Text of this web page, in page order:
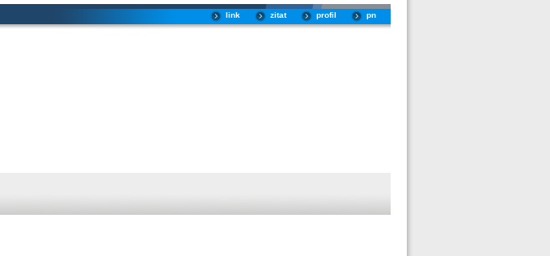
pn
profil
zitat
link